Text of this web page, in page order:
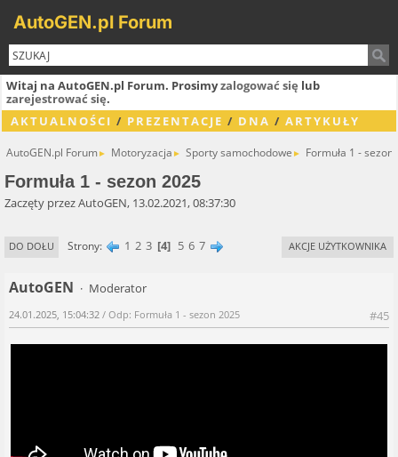
AutoGEN.pl Forum
Witaj na AutoGEN.pl Forum. Prosimyzalogować się lub
zarejestrować się.
AKTUALNOŚCI / PREZENTACJE / DNA / ARTYKUŁY
AutoGEN.pl Forum► Motoryzacja ► Sporty samochodowe ► Formuła 1 - sezon
Formuła 1 - sezon 2025
Zaczęty przez AutoGEN, 13.02.2021, 08:37:30
DO DOŁU Strony 1 2 3 4 5 6 7 AKCJE UŻYTKOWNIKA
AutoGEN
Moderator
#45
24.01.2025, 15:04:32 / Odp: Formuła 1 - sezon 2025